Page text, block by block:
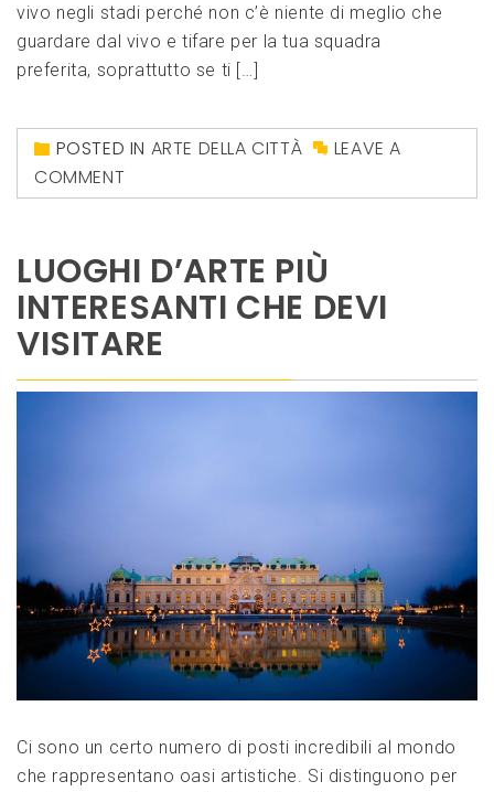
vivo negli stadi perché non c’è niente di meglio che
guardare dal vivo e tifare per la tua squadra
preferita, soprattutto se ti […]
POSTED IN ARTE DELLA CITTÀ
LEAVE A
COMMENT
LUOGHI D’ARTE PIÙ
INTERESANTI CHE DEVI
VISITARE
Ci sono un certo numero di posti incredibili al mondo
che rappresentano oasi artistiche. Si distinguono per